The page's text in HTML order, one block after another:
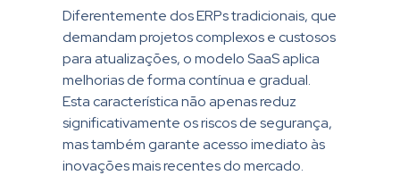
Diferentemente dos ERPs tradicionais, que
demandam projetos complexos e custosos
para atualizações, o modelo SaaS aplica
melhorias de forma contínua e gradual.
Esta característica não apenas reduz
significativamente os riscos de segurança,
mas também garante acesso imediato às
inovações mais recentes do mercado.